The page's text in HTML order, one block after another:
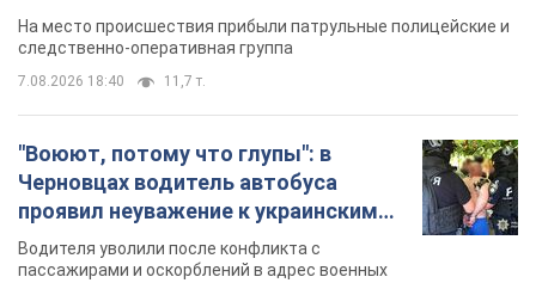
протокол. Видео
На место происшествия прибыли патрульные полицейские и
следственно-оперативная группа
7.08.2026 18:40 11,7 т.
"Воюют, потому что глупы": в
Черновцах водитель автобуса
проявил неуважение к украинским
военным и поплатился за это.
Видео
Водителя уволили после конфликта с
пассажирами и оскорблений в адрес военных